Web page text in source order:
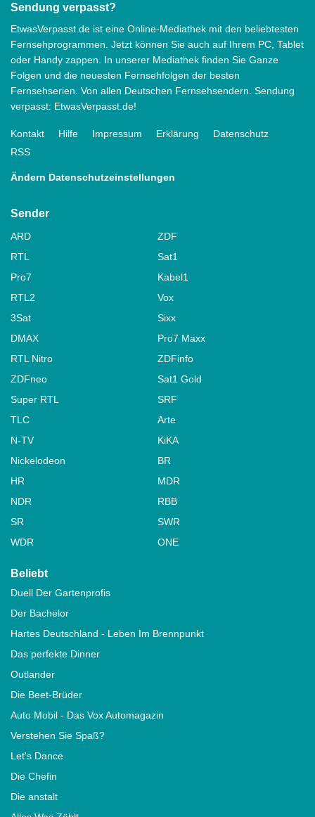
Sendung verpasst?
EtwasVerpasst.de ist eine Online-Mediathek mit den beliebtesten
Fernsehprogrammen. Jetzt können Sie auch auf Ihrem PC, Tablet
oder Handy zappen. In unserer Mediathek finden Sie Ganze
Folgen und die neuesten Fernsehfolgen der besten
Fernsehserien. Von allen Deutschen Fernsehsendern. Sendung
verpasst: EtwasVerpasst.de!
Kontakt Hilfe Impressum Erklärung
Datenschutz
RSS
Ändern Datenschutzeinstellungen
Sender
ARD
ZDF
RTL
Sat1
Pro7
Kabel1
RTL2
Vox
3Sat
Sixx
DMAX
Pro7 Maxx
RTL Nitro
ZDFinfo
ZDFneo
Sat1 Gold
Super RTL
SRF
TLC
Arte
N-TV
KiKA
Nickelodeon
BR
HR
MDR
NDR
RBB
SR
SWR
WDR
ONE
Beliebt
Duell Der Gartenprofis
Der Bachelor
Hartes Deutschland - Leben Im Brennpunkt
Das perfekte Dinner
Outlander
Die Beet-Brüder
Auto Mobil - Das Vox Automagazin
Verstehen Sie Spaß?
Let's Dance
Die Chefin
Die anstalt